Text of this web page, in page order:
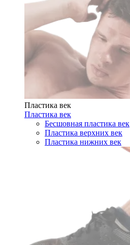
Пластика век
Пластика век
Бесшовная пластика век
Пластика верхних век
Пластика нижних век